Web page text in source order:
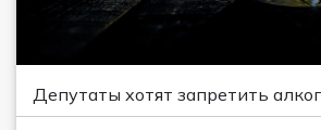
Депутаты хотят запретить